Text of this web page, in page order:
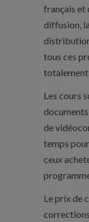
français et
diffusion,
tous ces
Les cours
de
temps
ceux
Le prix de